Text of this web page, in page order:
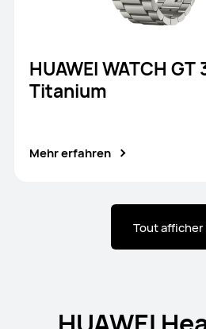
HUAWEI WATCH GT
Titanium
Mehr erfahren
Tout afficher